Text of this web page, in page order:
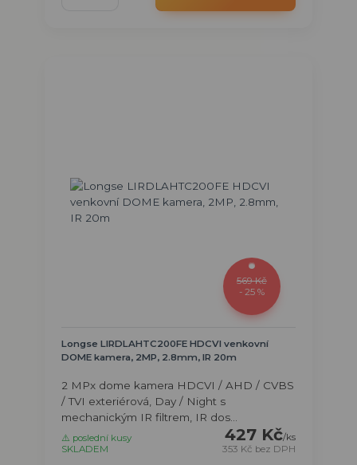
569 Kč
- 25 %
Longse LIRDLAHTC200FE HDCVI venkovní
DOME kamera, 2MP, 2.8mm, IR 20m
2 MPx dome kamera HDCVI / AHD / CVBS
/ TVI exteriérová, Day / Night s
mechanickým IR filtrem, IR dos...
427 Kč/ks
353 Kč bez DPH
⚠️ poslední kusy
SKLADEM